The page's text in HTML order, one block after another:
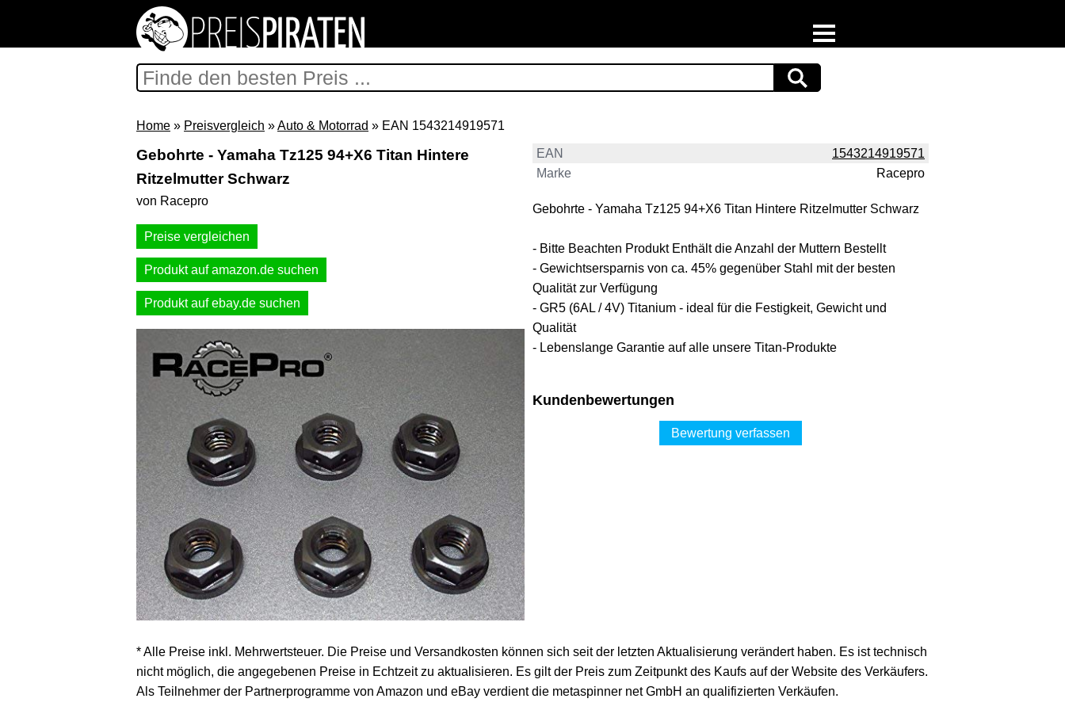
Support & Newsletter
Presse
Datenschutz
Home » Preisvergleich »Auto & Motorrad » EAN 1543214919571
Gebohrte - Yamaha Tz125 94+X6 Titan Hintere
Ritzelmutter Schwarz
von Racepro
Preise vergleichen
Produkt auf amazon.de suchen
Produkt auf ebay.de suchen
EAN
1543214919571
Marke
Racepro
Gebohrte - Yamaha Tz125 94+X6 Titan Hintere Ritzelmutter Schwarz
- Bitte Beachten Produkt Enthält die Anzahl der Muttern Bestellt
- Gewichtsersparnis von ca. 45% gegenüber Stahl mit der besten
Qualität zur Verfügung
- GR5 (6AL / 4V) Titanium - ideal für die Festigkeit, Gewicht und
Qualität
- Lebenslange Garantie auf alle unsere Titan-Produkte
Kundenbewertungen
Bewertung verfassen
* Alle Preise inkl. Mehrwertsteuer. Die Preise und Versandkosten können sich seit der letzten Aktualisierung verändert haben. Es ist technisch
nicht möglich, die angegebenen Preise in Echtzeit zu aktualisieren. Es gilt der Preis zum Zeitpunkt des Kaufs auf der Website des Verkäufers.
Als Teilnehmer der Partnerprogramme von Amazon und eBay verdient die metaspinner net GmbH an qualifizierten Verkäufen.